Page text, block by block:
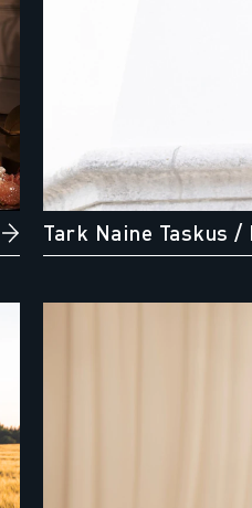
Tark Naine Taskus /